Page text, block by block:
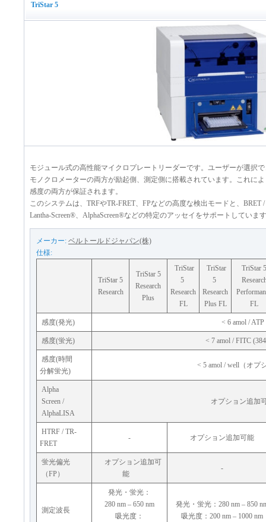
TriStar 5
モジュール式の高性能マイクロプレートリーダーです。ユーザーが選択
モノクロメーターの両方が励起側、測定側に搭載されています。これに
感度の両方が保証されます。
このシステムは、TRFやTR-FRET、FPなどの高度な検出モードと、BRET
Lantha-Screen®、AlphaScreen®などの特定のアッセイをサポートしていま
メーカー: ベルトールドジャパン(株)
仕様:
TriStar 5
Research
TriStar 5
Research
Plus
TriStar
5
Research
FL
TriStar
5
Research
Plus FL
TriStar
FL
感度(発光) < 6 amol / ATP
感度(蛍光) < 7 amol / FITC
感度(時間
分解蛍光)
< 5 amol / well（オプ
Alpha
Screen /
AlphaLISA
オプション追加
HTRF / TR-
FRET
- オプション追加可能
蛍光偏光
（FP）
オプション追加可
能
-
測定波長
発光・蛍光：
280 nm – 650 nm
吸光度：
発光・蛍光：280 nm – 850
吸光度：200 nm – 1000 nm